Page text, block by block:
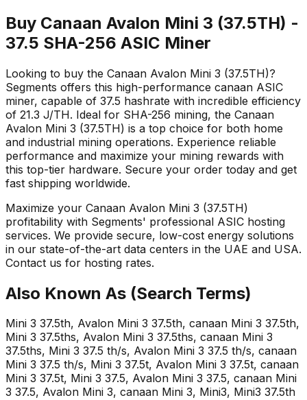
Buy Canaan Avalon Mini 3 (37.5TH) -
37.5 SHA-256 ASIC Miner
Looking to buy the Canaan Avalon Mini 3 (37.5TH)?
Segments offers this high-performance canaan ASIC
miner, capable of 37.5 hashrate with incredible efficiency
of 21.3 J/TH. Ideal for SHA-256 mining, the Canaan
Avalon Mini 3 (37.5TH) is a top choice for both home
and industrial mining operations. Experience reliable
performance and maximize your mining rewards with
this top-tier hardware. Secure your order today and get
fast shipping worldwide.
Maximize your Canaan Avalon Mini 3 (37.5TH)
profitability with Segments' professional ASIC hosting
services. We provide secure, low-cost energy solutions
in our state-of-the-art data centers in the UAE and USA.
Contact us for hosting rates.
Also Known As (Search Terms)
Mini 3 37.5th, Avalon Mini 3 37.5th, canaan Mini 3 37.5th,
Mini 3 37.5ths, Avalon Mini 3 37.5ths, canaan Mini 3
37.5ths, Mini 3 37.5 th/s, Avalon Mini 3 37.5 th/s, canaan
Mini 3 37.5 th/s, Mini 3 37.5t, Avalon Mini 3 37.5t, canaan
Mini 3 37.5t, Mini 3 37.5, Avalon Mini 3 37.5, canaan Mini
3 37.5, Avalon Mini 3, canaan Mini 3, Mini3, Mini3 37.5th